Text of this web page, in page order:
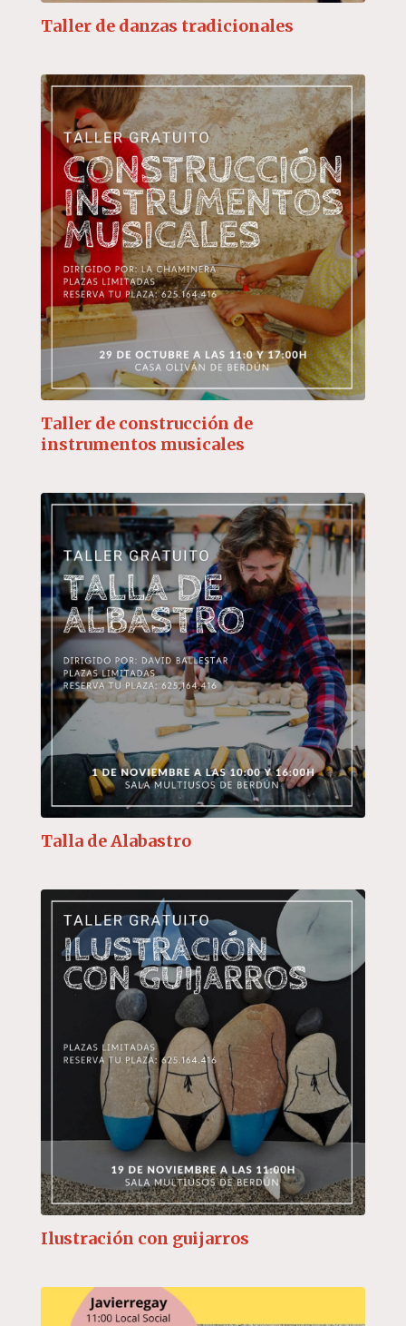
Taller de danzas tradicionales
Taller de construcción de
instrumentos musicales
Talla de Alabastro
Ilustración con guijarros